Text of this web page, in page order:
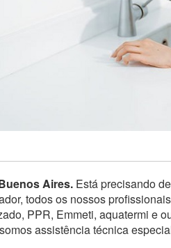
Aires. Está precisando
todos os nossos
PPR, Emmeti, aquatermi e
assistência técnica